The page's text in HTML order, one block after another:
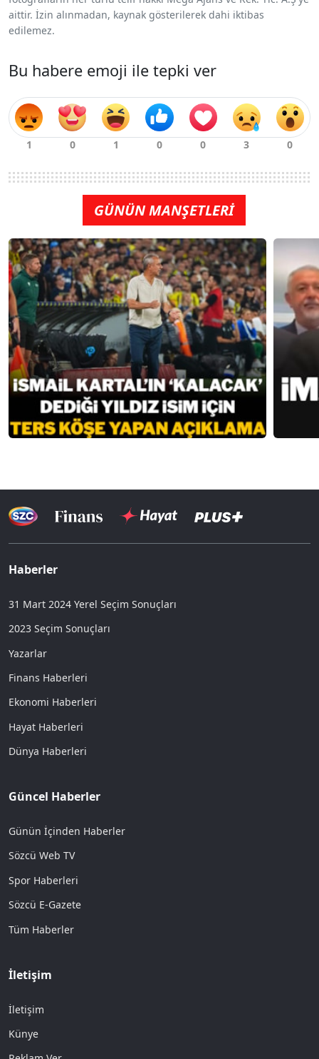
aittir. İzin alınmadan, kaynak gösterilerek dahi iktibas
edilemez.
Bu habere emoji ile tepki ver
GÜNÜN MANŞETLERİ
Haberler
31 Mart 2024 Yerel Seçim Sonuçları
2023 Seçim Sonuçları
Yazarlar
Finans Haberleri
Ekonomi Haberleri
Hayat Haberleri
Dünya Haberleri
Güncel Haberler
Günün İçinden Haberler
Sözcü Web TV
Spor Haberleri
Sözcü E-Gazete
Tüm Haberler
İletişim
İletişim
Künye